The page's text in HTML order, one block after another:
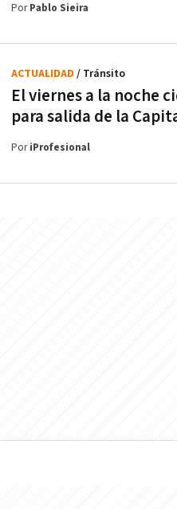
PorPablo Sieira
El viernes a la noche
para salida de la
ACTUALIDAD / Tránsito
PoriProfesional